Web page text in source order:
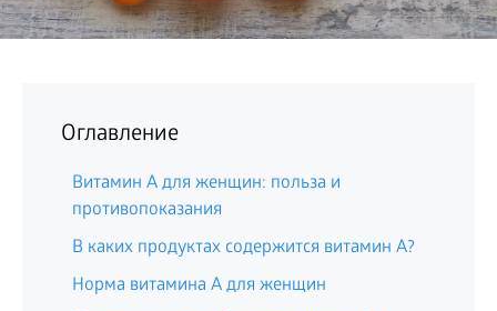
Оглавление
Витамин A для женщин: польза и
противопоказания
В каких продуктах содержится витамин A?
Норма витамина A для женщин